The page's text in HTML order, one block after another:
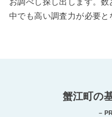
お調べし探し出します。数
中でも高い調査力が必要と
蟹江町の
–